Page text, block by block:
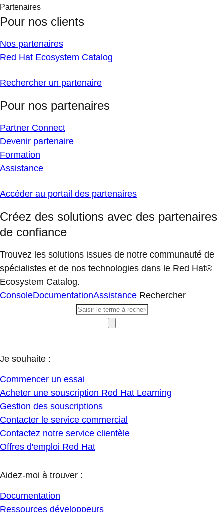
Partenaires
Pour nos clients
Nos partenaires
Red Hat Ecosystem Catalog
Rechercher un partenaire
Pour nos partenaires
Partner Connect
Devenir partenaire
Formation
Assistance
Accéder au portail des partenaires
Créez des solutions avec des partenaires
de confiance
Trouvez les solutions issues de notre communauté de
spécialistes et de nos technologies dans le Red Hat®
Ecosystem Catalog.
ConsoleDocumentationAssistance Rechercher
Je souhaite :
Commencer un essai
Acheter une souscription Red Hat Learning
Gestion des souscriptions
Contacter le service commercial
Contactez notre service clientèle
Offres d'emploi Red Hat
Aidez-moi à trouver :
Documentation
Ressources développeurs